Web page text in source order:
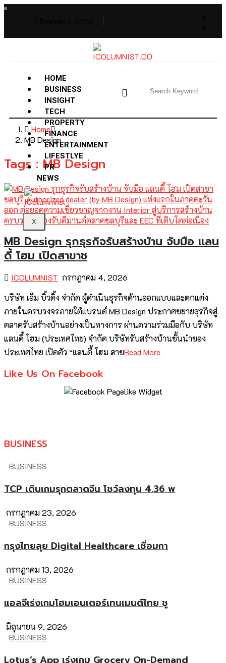
HOME
BUSINESS
INSIGHT
TECH
PROPERTY
FINANCE
ENTERTAINMENT
LIFESTLYE
PR
NEWS
X
Home
MB Design
Tags : MB Design
MB Design รุกธุรกิจรับสร้างบ้าน จับมือ แลน
ดี้ โฮม เปิดสาขาช
ICOLUMNIST กรกฎาคม 4, 2026
บริษัท เอ็ม บิ้วดิ้ง จำกัด ผู้ดำเนินธุรกิจด้านออกแบบและตกแต่ง
ภายในครบวงจรภายใต้แบรนด์ MB Design ประกาศขยายธุรกิจสู่
ตลาดรับสร้างบ้านอย่างเป็นทางการ ผ่านความร่วมมือกับ บริษัท
แลนดี้ โฮม (ประเทศไทย) จำกัด บริษัทรับสร้างบ้านชั้นนำของ
ประเทศไทย เปิดตัว “แลนดี้ โฮม สาขRead More
Like Us On Facebook
BUSINESS
BUSINESS
TCP เดินเกมรุกตลาดจีน โชว์ลงทุน 4.36 พ
กรกฎาคม 23, 2026
BUSINESS
กรุงไทยลุย Digital Healthcare เชื่อมกา
กรกฎาคม 13, 2026
BUSINESS
แอลจีเร่งเกมโฮมเอนเตอร์เทนเมนต์ไทย ชู
มิถุนายน 9, 2026
BUSINESS
Lotus’s App เร่งเกม Grocery On-Demand